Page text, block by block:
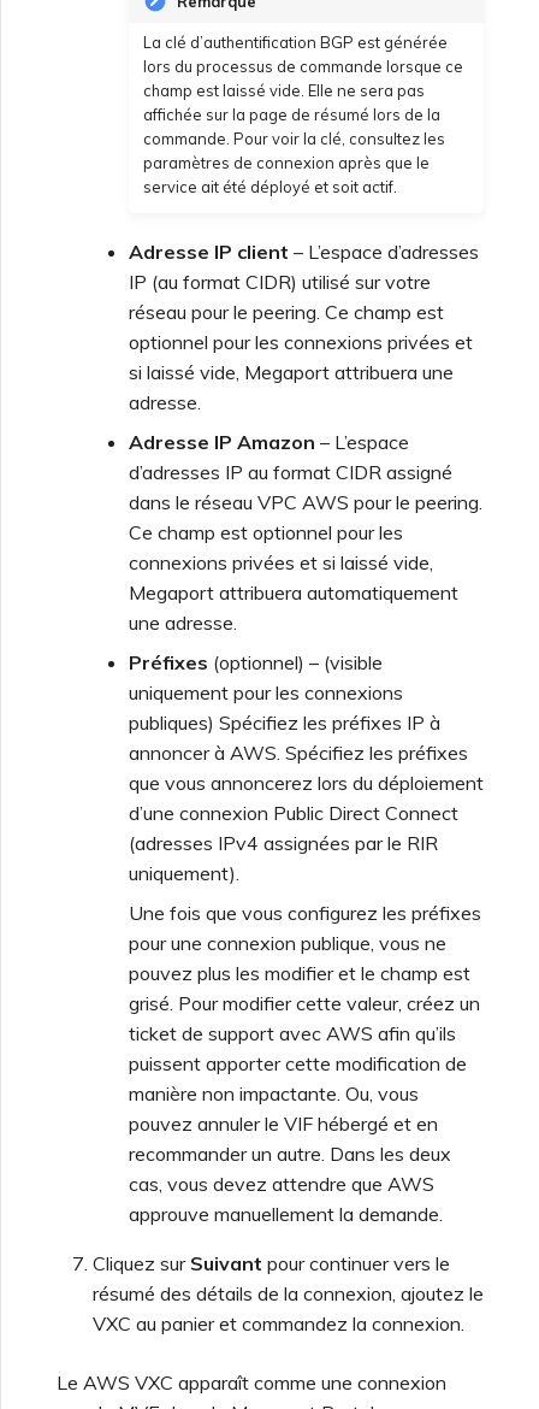
La clé d’authentification BGP est générée
lors du processus de commande lorsque ce
champ est laissé vide. Elle ne sera pas
affichée sur la page de résumé lors de la
commande. Pour voir la clé, consultez les
paramètres de connexion après que le
service ait été déployé et soit actif.
Adresse IP client – L’espace d’adresses
IP (au format CIDR) utilisé sur votre
réseau pour le peering. Ce champ est
optionnel pour les connexions privées et
si laissé vide, Megaport attribuera une
adresse.
Adresse IP Amazon – L’espace
d’adresses IP au format CIDR assigné
dans le réseau VPC AWS pour le peering.
Ce champ est optionnel pour les
connexions privées et si laissé vide,
Megaport attribuera automatiquement
une adresse.
Préfixes (optionnel) – (visible
uniquement pour les connexions
publiques) Spécifiez les préfixes IP à
annoncer à AWS. Spécifiez les préfixes
que vous annoncerez lors du déploiement
d’une connexion Public Direct Connect
(adresses IPv4 assignées par le RIR
uniquement).
Une fois que vous configurez les préfixes
pour une connexion publique, vous ne
pouvez plus les modifier et le champ est
grisé. Pour modifier cette valeur, créez un
ticket de support avec AWS afin qu’ils
puissent apporter cette modification de
manière non impactante. Ou, vous
pouvez annuler le VIF hébergé et en
recommander un autre. Dans les deux
cas, vous devez attendre que AWS
approuve manuellement la demande.
Cliquez sur Suivant pour continuer vers le
résumé des détails de la connexion, ajoutez le
VXC au panier et commandez la connexion.
Le AWS VXC apparaît comme une connexion